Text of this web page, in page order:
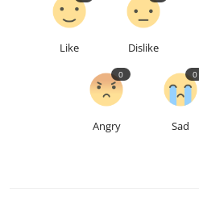
Like Dislike
Angry
0
Sad
0